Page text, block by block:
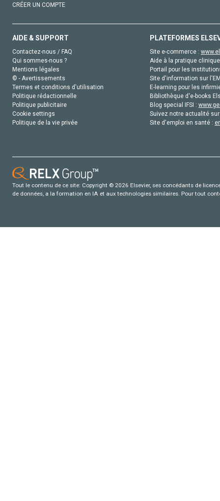
CRÉER UN COMPTE
AIDE & SUPPORT
Contactez-nous / FAQ
Qui sommes-nous ?
Mentions légales
© - Avertissements
Termes et conditions d'utilisation
Politique rédactionnelle
Politique publicitaire
Cookie settings
Politique de la vie privée
PLATEFORMES
Site e-commerce :
Aide à la pratique
Portail pour les
Site d'information sur
E-learning pour les
Bibliothèque d'e-books
Blog special IFSI :
Suivez notre actualité
Site d'emploi en santé :
Tout le contenu de ce site: Copyright © 2026 Elsevier, ses concédants de
de données, a la formation en IA et aux technologies similaires. Pour tout